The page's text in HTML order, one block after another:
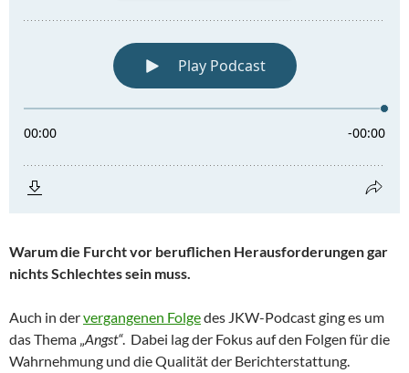
Warum die Furcht vor beruflichen Herausforderungen gar
nichts Schlechtes sein muss.
Auch in dervergangenen Folgedes JKW-Podcast ging es um
das Thema „Angst“. Dabei lag der Fokus auf den Folgen für die
Wahrnehmung und die Qualität der Berichterstattung.